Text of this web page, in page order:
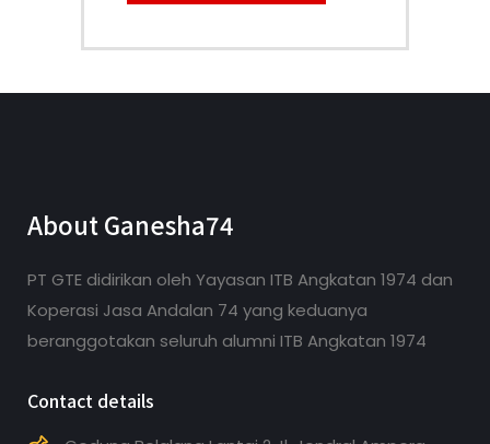
About Ganesha74
PT GTE didirikan oleh Yayasan ITB Angkatan 1974 dan
Koperasi Jasa Andalan 74 yang keduanya
beranggotakan seluruh alumni ITB Angkatan 1974
Contact details